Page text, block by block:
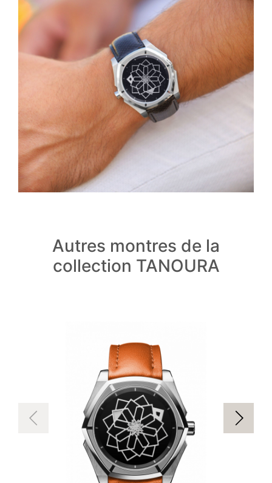
Autres montres de la
collection TANOURA